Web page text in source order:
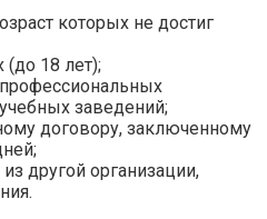
которых не достиг
(до 18 лет);
заведений;
договору, заключенному
другой организации,